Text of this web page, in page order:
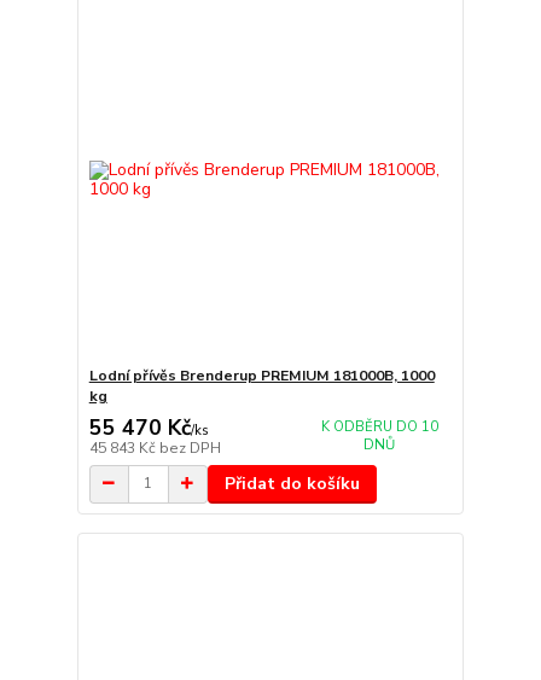
Lodní přívěs Brenderup PREMIUM 181000B, 1000
kg
55 470 Kč/ks
45 843 Kč bez DPH
K ODBĚRU DO 10
DNŮ
Přidat do košíku